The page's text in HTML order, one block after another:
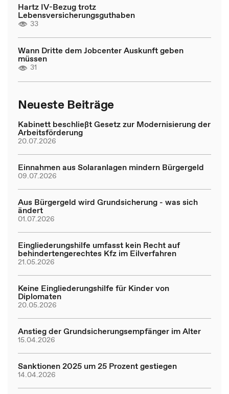
Hartz IV-Bezug trotz
Lebensversicherungsguthaben
33
Wann Dritte dem Jobcenter Auskunft geben
müssen
31
Neueste Beiträge
Kabinett beschließt Gesetz zur Modernisierung der
Arbeitsförderung
20.07.2026
Einnahmen aus Solaranlagen mindern Bürgergeld
09.07.2026
Aus Bürgergeld wird Grundsicherung - was sich
ändert
01.07.2026
Eingliederungshilfe umfasst kein Recht auf
behindertengerechtes Kfz im Eilverfahren
21.05.2026
Keine Eingliederungshilfe für Kinder von
Diplomaten
20.05.2026
Anstieg der Grundsicherungsempfänger im Alter
15.04.2026
Sanktionen 2025 um 25 Prozent gestiegen
14.04.2026